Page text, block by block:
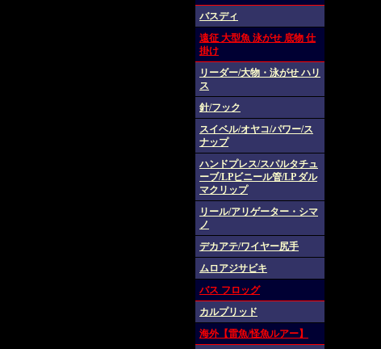
バスディ
遠征 大型魚 泳がせ 底物 仕
掛け
リーダー/大物・泳がせ ハリ
ス
針/フック
スイベル/オヤコ/パワー/ス
ナップ
ハンドプレス/スパルタチュ
ーブ/LPビニール管/LP ダル
マクリップ
リール/アリゲーター・シマ
ノ
デカアテ/ワイヤー尻手
ムロアジサビキ
バス フロッグ
カルプリッド
海外【雷魚/怪魚ルアー】